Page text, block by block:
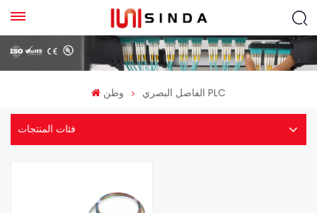
وطن الفاصل البصري PLC
فئات المنتجات